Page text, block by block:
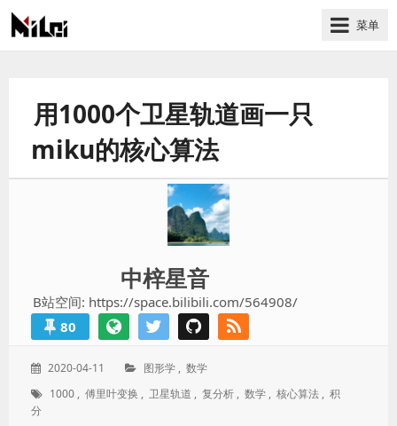
有
际
菜单
用1000个卫星轨道画一只
miku的核心算法
中梓星音
B站空间: https://space.bilibili.com/564908/
80
发
于：
2020-04-11
分
图形学 , 数学
标
1000 , 傅里叶变换 , 卫星轨道 , 复分析 , 数学 , 核心算法 , 积
分